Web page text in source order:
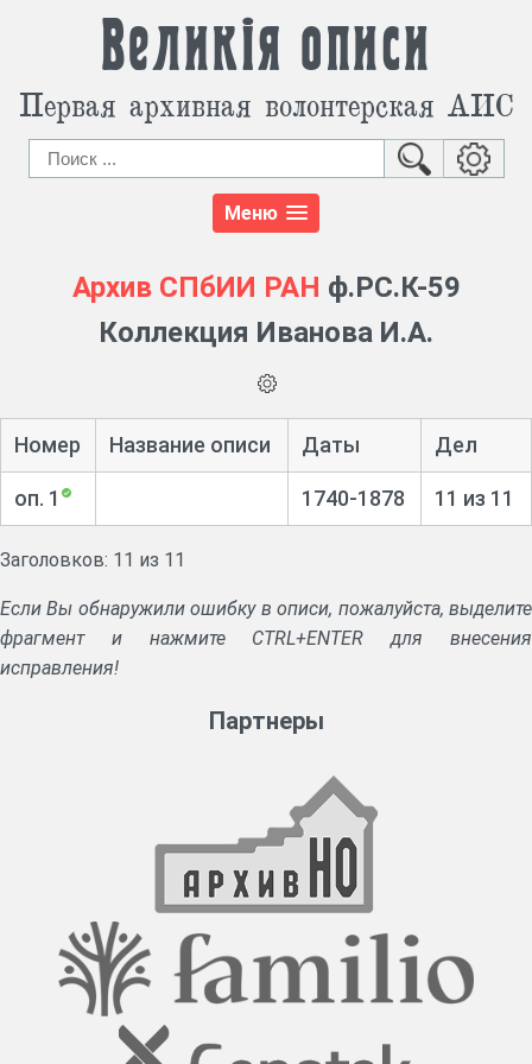
Великія описи
Первая архивная волонтерская АИС
Меню
Архив СПбИИ РАН ф.РС.К-59
Коллекция Иванова И.А.
Номер Название описи Даты Дел
оп. 1 1740-1878 11 из 11
Заголовков: 11 из 11
Если Вы обнаружили ошибку в описи, пожалуйста, выделите
фрагмент и нажмите CTRL+ENTER для внесения
исправления!
Партнеры